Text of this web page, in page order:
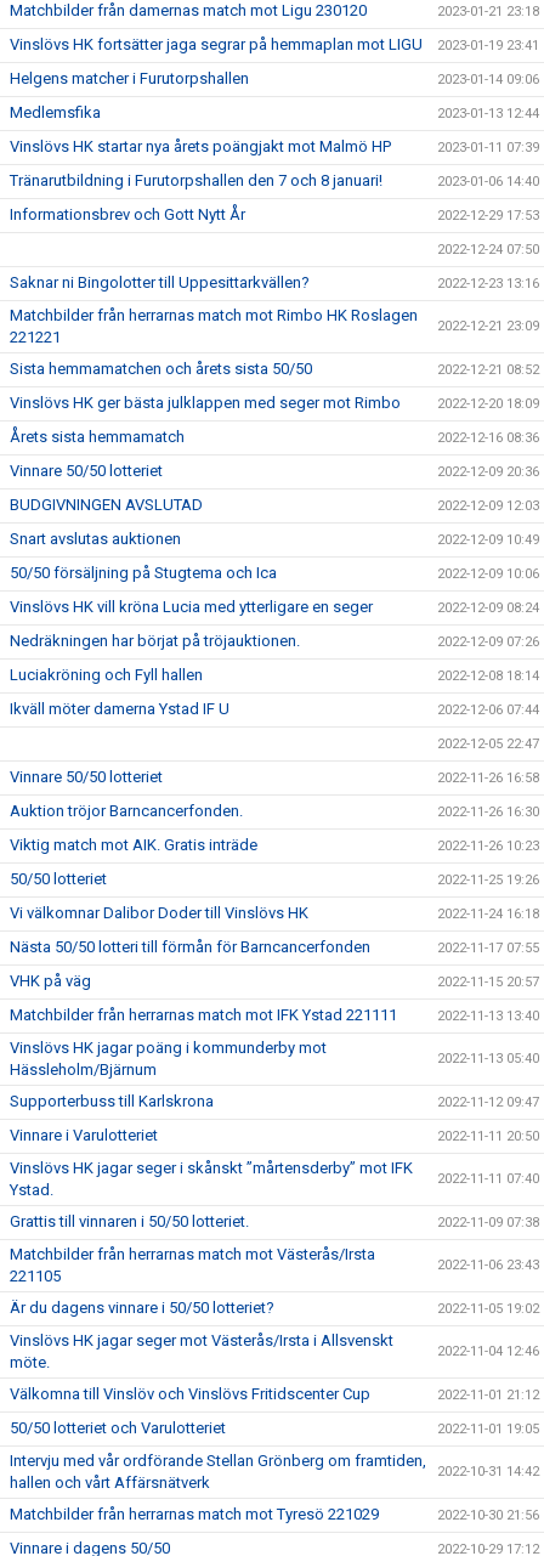
Matchbilder från damernas match mot Ligu 230120 2023-01-21 23:18
Vinslövs HK fortsätter jaga segrar på hemmaplan mot LIGU 2023-01-19 23:41
Helgens matcher i Furutorpshallen 2023-01-14 09:06
Medlemsfika 2023-01-13 12:44
Vinslövs HK startar nya årets poängjakt mot Malmö HP 2023-01-11 07:39
Tränarutbildning i Furutorpshallen den 7 och 8 januari! 2023-01-06 14:40
Informationsbrev och Gott Nytt År 2022-12-29 17:53
2022-12-24 07:50
Saknar ni Bingolotter till Uppesittarkvällen? 2022-12-23 13:16
Matchbilder från herrarnas match mot Rimbo HK Roslagen
221221
2022-12-21 23:09
Sista hemmamatchen och årets sista 50/50 2022-12-21 08:52
Vinslövs HK ger bästa julklappen med seger mot Rimbo 2022-12-20 18:09
Årets sista hemmamatch 2022-12-16 08:36
Vinnare 50/50 lotteriet 2022-12-09 20:36
BUDGIVNINGEN AVSLUTAD 2022-12-09 12:03
Snart avslutas auktionen 2022-12-09 10:49
50/50 försäljning på Stugtema och Ica 2022-12-09 10:06
Vinslövs HK vill kröna Lucia med ytterligare en seger 2022-12-09 08:24
Nedräkningen har börjat på tröjauktionen. 2022-12-09 07:26
Luciakröning och Fyll hallen 2022-12-08 18:14
Ikväll möter damerna Ystad IF U 2022-12-06 07:44
2022-12-05 22:47
Vinnare 50/50 lotteriet 2022-11-26 16:58
Auktion tröjor Barncancerfonden. 2022-11-26 16:30
Viktig match mot AIK. Gratis inträde 2022-11-26 10:23
50/50 lotteriet 2022-11-25 19:26
Vi välkomnar Dalibor Doder till Vinslövs HK 2022-11-24 16:18
Nästa 50/50 lotteri till förmån för Barncancerfonden 2022-11-17 07:55
VHK på väg 2022-11-15 20:57
Matchbilder från herrarnas match mot IFK Ystad 221111 2022-11-13 13:40
Vinslövs HK jagar poäng i kommunderby mot
Hässleholm/Bjärnum
2022-11-13 05:40
Supporterbuss till Karlskrona 2022-11-12 09:47
Vinnare i Varulotteriet 2022-11-11 20:50
Vinslövs HK jagar seger i skånskt ”mårtensderby” mot IFK
Ystad.
2022-11-11 07:40
Grattis till vinnaren i 50/50 lotteriet. 2022-11-09 07:38
Matchbilder från herrarnas match mot Västerås/Irsta
221105
2022-11-06 23:43
Är du dagens vinnare i 50/50 lotteriet? 2022-11-05 19:02
Vinslövs HK jagar seger mot Västerås/Irsta i Allsvenskt
möte.
2022-11-04 12:46
Välkomna till Vinslöv och Vinslövs Fritidscenter Cup 2022-11-01 21:12
50/50 lotteriet och Varulotteriet 2022-11-01 19:05
Intervju med vår ordförande Stellan Grönberg om framtiden,
hallen och vårt Affärsnätverk
2022-10-31 14:42
Matchbilder från herrarnas match mot Tyresö 221029 2022-10-30 21:56
Vinnare i dagens 50/50 2022-10-29 17:12